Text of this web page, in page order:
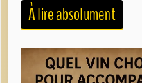
À lire absolument